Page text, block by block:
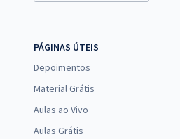
PÁGINAS ÚTEIS
Depoimentos
Material Grátis
Aulas ao Vivo
Aulas Grátis